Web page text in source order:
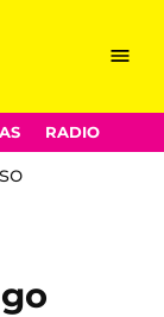
Menu
RADIO